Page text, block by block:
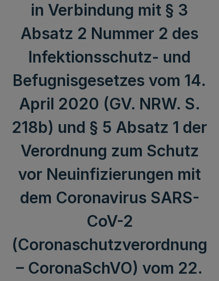
in Verbindung mit § 3
Absatz 2 Nummer 2 des
Infektionsschutz- und
Befugnisgesetzes vom 14.
April 2020 (GV. NRW. S.
218b) und § 5 Absatz 1 der
Verordnung zum Schutz
vor Neuinfizierungen mit
dem Coronavirus SARS-
CoV-2
(Coronaschutzverordnung
– CoronaSchVO) vom 22.